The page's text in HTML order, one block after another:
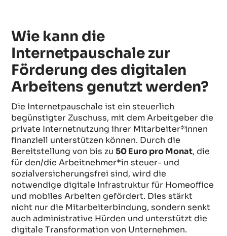
Wie kann die
Internetpauschale zur
Förderung des digitalen
Arbeitens genutzt werden?
Die Internetpauschale ist ein steuerlich
begünstigter Zuschuss, mit dem Arbeitgeber die
private Internetnutzung ihrer Mitarbeiter*innen
finanziell unterstützen können. Durch die
Bereitstellung von bis zu50 Euro pro Monat, die
für den/die Arbeitnehmer*in steuer- und
sozialversicherungsfrei sind, wird die
notwendige digitale Infrastruktur für Homeoffice
und mobiles Arbeiten gefördert. Dies stärkt
nicht nur die Mitarbeiterbindung, sondern senkt
auch administrative Hürden und unterstützt die
digitale Transformation von Unternehmen.